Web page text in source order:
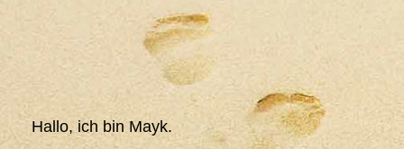
Hallo, ich bin Mayk.